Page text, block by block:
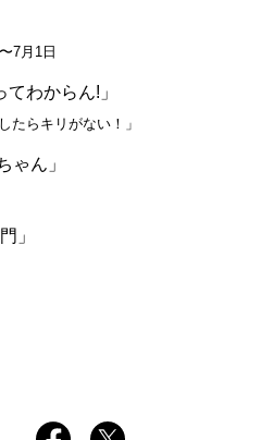
7月1日
わからん!」
たらキリがない！」
ゃん」
」